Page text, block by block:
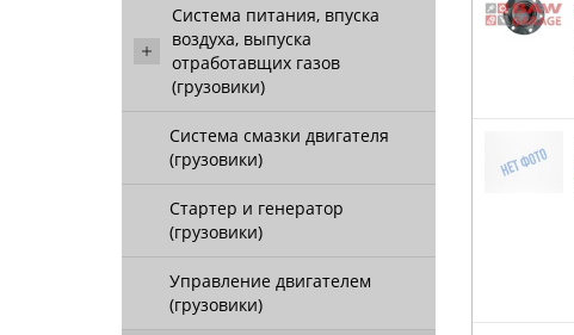
Система питания, впуска
воздуха, выпуска
отработавщих газов
(грузовики)
Система смазки двигателя
(грузовики)
Стартер и генератор
(грузовики)
Управление двигателем
(грузовики)